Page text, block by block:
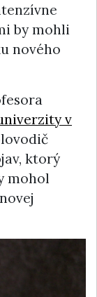
by mohli
nového
v
ktorý
mohol